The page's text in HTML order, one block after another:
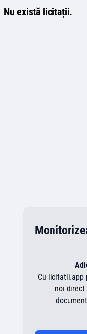
Nu există licitații.
Cu licitatii.app
noi direct